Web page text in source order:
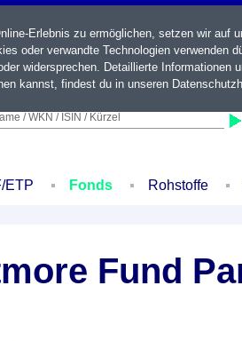
/ WKN / ISIN / Kürzel
ETP Fonds Rohstoffe
Fund
Erlebnis zu ermöglichen, setzen wir auf
oder verwandte Technologien verwenden
widersprechen. Detaillierte Informationen
kannst, findest du in unseren